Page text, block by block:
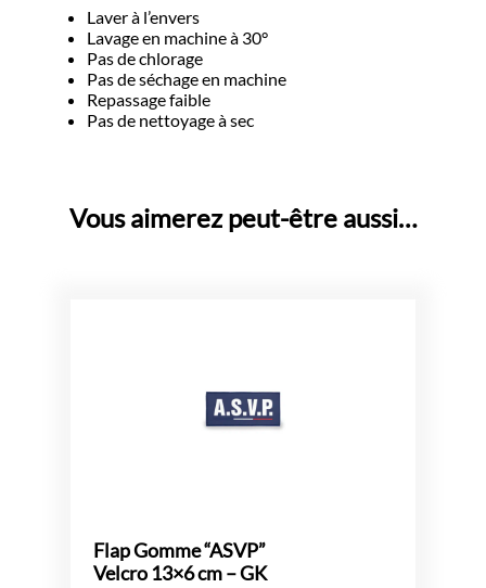
Laver à l’envers
Lavage en machine à 30°
Pas de chlorage
Pas de séchage en machine
Repassage faible
Pas de nettoyage à sec
Vous aimerez peut-être aussi…
Flap Gomme “ASVP”
Velcro 13×6 cm – GK